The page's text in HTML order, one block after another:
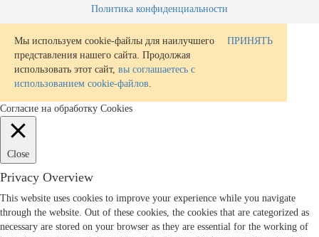
Политика конфиденциальности
Мы используем cookie-файлы для наилучшего
представления нашего сайта. Продолжая
использовать этот сайт, вы соглашаетесь с
использованием cookie-файлов.
ПРИНЯТЬ
Согласие на обработку Cookies
Close
Privacy Overview
This website uses cookies to improve your experience while you navigate
through the website. Out of these cookies, the cookies that are categorized as
necessary are stored on your browser as they are essential for the working of